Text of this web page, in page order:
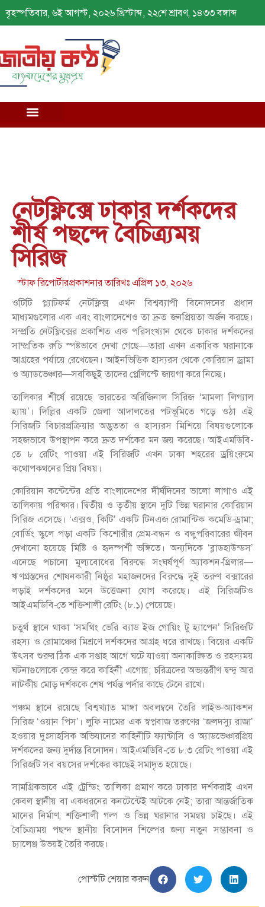
বৃহস্পতিবার, ৬ই আগস্ট, ২০২৬ খ্রিস্টাব্দ, ২২শে শ্রাবণ, ১৪৩৩ বঙ্গাব্দ
নেটফ্লিক্সে ঢাকার দর্শকদের
শীর্ষ পছন্দে বৈচিত্র্যময়
সিরিজ
স্টাফ রিপোর্টারপ্রকাশনার তারিখঃএপ্রিল ১৩, ২০২৬
ওটিটি প্ল্যাটফর্ম নেটফ্লিক্স এখন বিশ্বব্যাপী বিনোদনের প্রধান
মাধ্যমগুলোর এক এবং বাংলাদেশেও তা দ্রুত জনপ্রিয়তা অর্জন করছে।
সম্প্রতি নেটফ্লিক্সের প্রকাশিত এক পরিসংখ্যান থেকে ঢাকার দর্শকদের
সাম্প্রতিক রুচি স্পষ্টভাবে দেখা গেছে—তারা এখন একাধিক ঘরানাকে
আগ্রহের পর্যায়ে রেখেছেন। আইনভিত্তিক হাস্যরস থেকে কোরিয়ান ড্রামা
ও অ্যাডভেঞ্চার—সবকিছুই তাদের প্লেলিস্টে জায়গা করে নিচ্ছে।
তালিকার শীর্ষে রয়েছে ভারতের অরিজিনাল সিরিজ ‘মামলা লিগ্যাল
হ্যায়’। দিল্লির একটি জেলা আদালতের পটভূমিতে গড়ে ওঠা এই
সিরিজটি বিচারপ্রক্রিয়ার অদ্ভুততা ও হাস্যরস মিশিয়ে বিষয়গুলোকে
সহজভাবে উপস্থাপন করে দ্রুত দর্শকের মন জয় করেছে। আইএমডিবি-
তে ৮ রেটিং পাওয়া এই সিরিজটি এখন ঢাকা শহরের ড্রয়িংরুমে
কথোপকথনের প্রিয় বিষয়।
কোরিয়ান কন্টেন্টের প্রতি বাংলাদেশের দীর্ঘদিনের ভালো লাগাও এই
তালিকায় পরিষ্কার। দ্বিতীয় ও তৃতীয় স্থানে দুটি ভিন্ন ঘরানার কোরিয়ান
সিরিজ এসেছে। ‘এক্সও, কিটি’ একটি টিনএজ রোমান্টিক কমেডি-ড্রামা;
বোর্ডিং স্কুলে পড়া একটি কিশোরীর প্রেম-বন্ধন ও বন্ধুপরিবারের জীবন
দেখানো হয়েছে মিষ্টি ও হৃদস্পর্শী ভঙ্গিতে। অন্যদিকে ‘ব্লাডহাউন্ডস’
এনেছে পচানো মূল্যবোধের বিরুদ্ধে সংঘর্ষপূর্ণ অ্যাকশন-থ্রিলার—
ঋণগ্রস্তদের শোষনকারী নিষ্ঠুর মহাজনদের বিরুদ্ধে দুই তরুণ বক্সারের
লড়াই দর্শকদের মনে উত্তেজনা যোগ করেছে। এই সিরিজটিও
আইএমডিবি-তে শক্তিশালী রেটিং (৮.১) পেয়েছে।
চতুর্থ স্থানে থাকা ‘সমথিং ভেরি ব্যাড ইজ গোয়িং টু হ্যাপেন’ সিরিজটি
রহস্য ও রোমাঞ্চের মিশ্রণে দর্শকদের আগ্রহ ধরে রাখছে। বিয়ের একটি
উৎসব শুরুর ঠিক এক সপ্তাহ আগে ঘটে যাওয়া অনাকাঙ্ক্ষিত ও রহস্যময়
ঘটনাগুলোকে কেন্দ্র করে কাহিনী এগোয়; চরিত্রদের অভ্যন্তরীণ দ্বন্দ্ব আর
নাটকীয় মোড় দর্শককে শেষ পর্যন্ত পর্দার কাছে টেনে রাখে।
পঞ্চম স্থানে রয়েছে বিশ্বখ্যাত মাঙ্গা অবলম্বনে তৈরি লাইভ-অ্যাকশন
সিরিজ ‘ওয়ান পিস’। লুফি নামের এক স্বপ্নবাজ তরুণের ‘জলদস্যু রাজা’
হওয়ার দুঃসাহসিক অভিযানের কাহিনীটি ফ্যান্টাসি ও অ্যাডভেঞ্চারপ্রিয়
দর্শকদের জন্য দুর্দান্ত বিনোদন। আইএমডিবি-তে ৮.৩ রেটিং পাওয়া এই
সিরিজটি সব বয়সের দর্শকের কাছেই সমাদৃত হয়েছে।
সামগ্রিকভাবে এই ট্রেন্ডিং তালিকা প্রমাণ করে ঢাকার দর্শকরাই এখন
কেবল স্থানীয় বা একধরনের কনটেন্টেই আটকে নেই; তারা আন্তর্জাতিক
মানের নির্মাণ, শক্তিশালী গল্প ও ভিন্ন ঘরানার সমন্বয় চাইছে। এই
বৈচিত্র্যময় পছন্দ স্থানীয় বিনোদন শিল্পের জন্য নতুন সম্ভাবনা ও
চ্যালেঞ্জ উভয়ই তৈরি করছে।
পোস্টটি শেয়ার করুন